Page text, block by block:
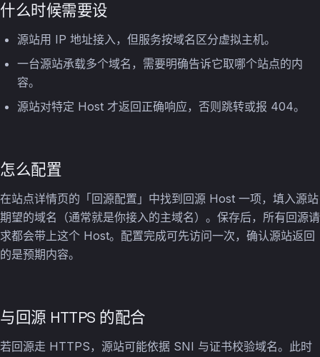
什么时候需要设
源站用 IP 地址接入，但服务按域名区分虚拟主机。
一台源站承载多个域名，需要明确告诉它取哪个站点的内
容。
源站对特定 Host 才返回正确响应，否则跳转或报 404。
怎么配置
在站点详情页的「回源配置」中找到回源 Host 一项，填入源站
期望的域名（通常就是你接入的主域名）。保存后，所有回源请
求都会带上这个 Host。配置完成可先访问一次，确认源站返回
的是预期内容。
与回源 HTTPS 的配合
若回源走 HTTPS，源站可能依据 SNI 与证书校验域名。此时